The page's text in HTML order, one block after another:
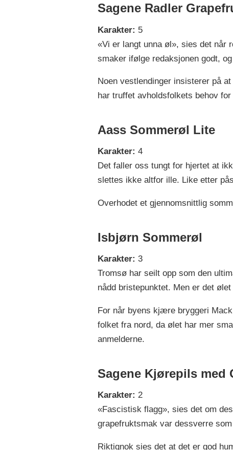
Sagene Radler
Karakter: 5
«Vi er langt unna øl», sies det når
smaker ifølge redaksjonen godt,
Noen vestlendinger insisterer på
har truffet avholdsfolkets behov
Aass Sommerøl Lite
Karakter: 4
Det faller oss tungt for hjertet at
slettes ikke altfor ille. Like etter
Overhodet et gjennomsnittlig
Isbjørn Sommerøl
Karakter: 3
Tromsø har seilt opp som den
nådd bristepunktet. Men er det
For når byens kjære bryggeri
folket fra nord, da ølet har mer
anmelderne.
Sagene Kjørepils med
Karakter: 2
«Fascistisk flagg», sies det om
grapefruktsmak var dessverre
Riktignok sies det at det er god